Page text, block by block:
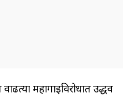
महागाईविरोधात उद्धव